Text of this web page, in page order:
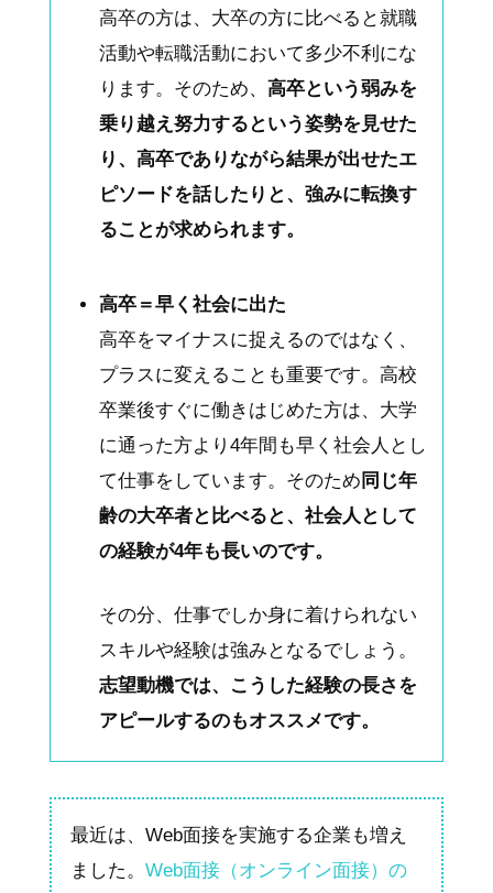
高卒の方は、大卒の方に比べると就職
活動や転職活動において多少不利にな
ります。そのため、 高卒という弱みを
乗り越え努力するという姿勢を見せた
り、高卒でありながら結果が出せたエ
ピソードを話したりと、強みに転換す
ることが求められます。
高卒＝早く社会に出た
高卒をマイナスに捉えるのではなく、
プラスに変えることも重要です。高校
卒業後すぐに働きはじめた方は、大学
に通った方より4年間も早く社会人とし
て仕事をしています。そのため 同じ年
齢の大卒者と比べると、社会人として
の経験が4年も長いのです。
その分、仕事でしか身に着けられない
スキルや経験は強みとなるでしょう。
志望動機では、こうした経験の長さを
アピールするのもオススメです。
最近は、Web面接を実施する企業も増え
ました。 Web面接（オンライン面接）の